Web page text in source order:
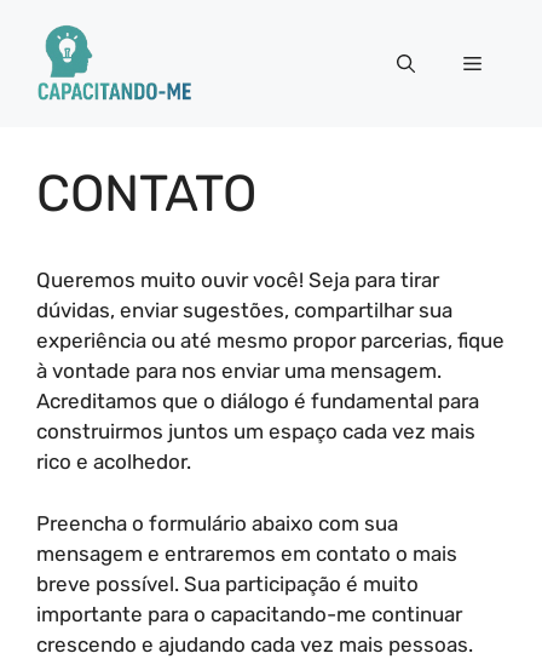
conteúdo
Menu
CONTATO
Queremos muito ouvir você! Seja para tirar
dúvidas, enviar sugestões, compartilhar sua
experiência ou até mesmo propor parcerias, fique
à vontade para nos enviar uma mensagem.
Acreditamos que o diálogo é fundamental para
construirmos juntos um espaço cada vez mais
rico e acolhedor.
Preencha o formulário abaixo com sua
mensagem e entraremos em contato o mais
breve possível. Sua participação é muito
importante para o capacitando-me continuar
crescendo e ajudando cada vez mais pessoas.